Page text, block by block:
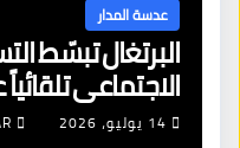
عدسة المدار
البرتغال تبسّط
جديدة لتجديد
14 يوليو، 2026